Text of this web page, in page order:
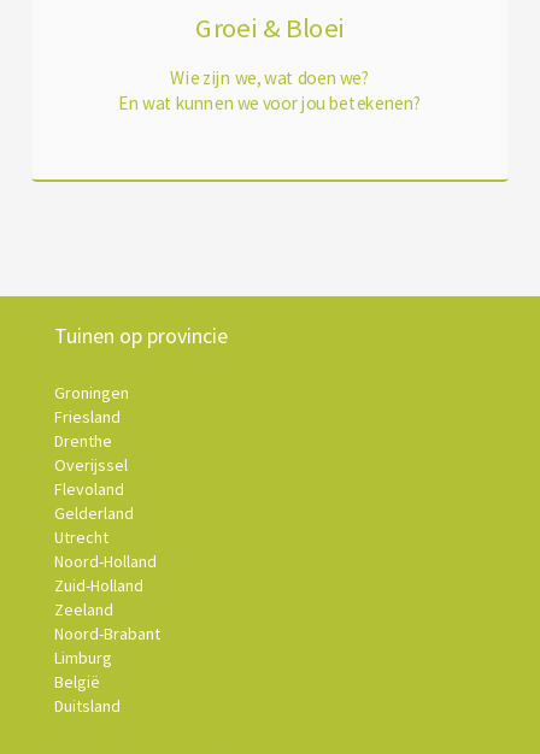
Groei & Bloei
Wie zijn we, wat doen we?
En wat kunnen we voor jou betekenen?
Tuinen op provincie
Groningen
Friesland
Drenthe
Overijssel
Flevoland
Gelderland
Utrecht
Noord-Holland
Zuid-Holland
Zeeland
Noord-Brabant
Limburg
België
Duitsland